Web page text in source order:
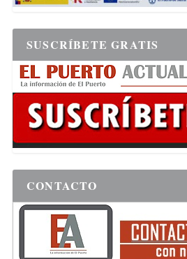
SUSCRÍBETE GRATIS
CONTACTO